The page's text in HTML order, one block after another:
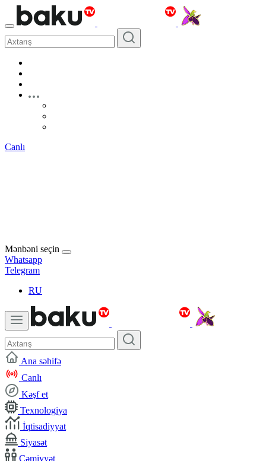
Canlı
Mənbəni seçin
Whatsapp
Telegram
RU
Ana səhifə
Canlı
Kəşf et
Texnologiya
İqtisadiyyat
Siyasət
Cəmiyyət